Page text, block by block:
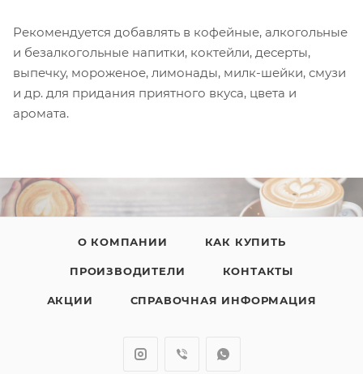
Рекомендуется добавлять в кофейные, алкогольные
и безалкогольные напитки, коктейли, десерты,
выпечку, мороженое, лимонады, милк-шейки, смузи
и др. для придания приятного вкуса, цвета и
аромата.
О КОМПАНИИ КАК КУПИТЬ
ПРОИЗВОДИТЕЛИ КОНТАКТЫ
АКЦИИ СПРАВОЧНАЯ ИНФОРМАЦИЯ